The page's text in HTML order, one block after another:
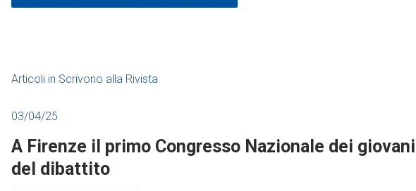
Articoli in Scrivono alla Rivista
03/04/25
A Firenze il primo Congresso Nazionale dei
del dibattito